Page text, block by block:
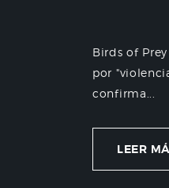
Birds of
por
confirma...
LEER